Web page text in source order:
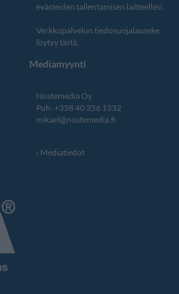
evästeiden tallentamisen laitteellesi.
Verkkopalvelun tiedosuojalauseke
löytyy tästä.
Mediamyynti
Nostemedia Oy
Puh. +358 40 356 1332
mikael@nostemedia.fi
Mediatiedot